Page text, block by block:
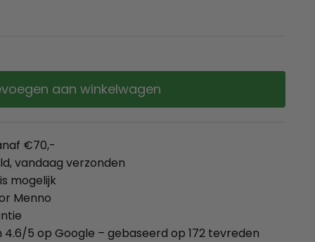
aan winkelwagen
€70,-
vandaag verzonden
mogelijk
Menno
5 op Google – gebaseerd op 172 tevreden